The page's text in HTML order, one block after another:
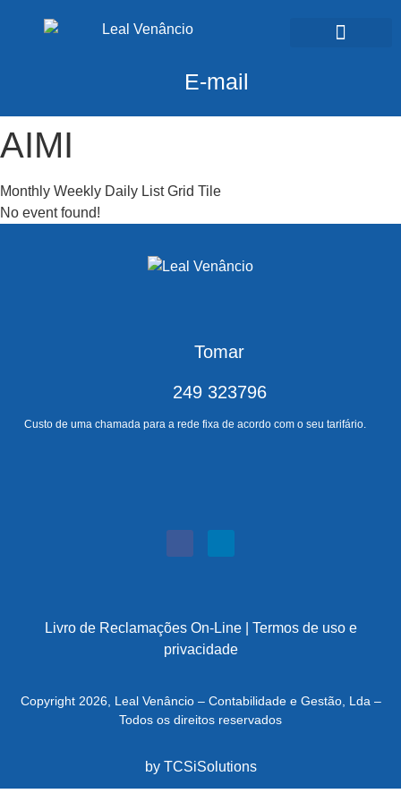
E-mail
AIMI
Monthly Weekly Daily List Grid Tile
No event found!
Tomar
249 323796
Custo de uma chamada para a rede fixa de acordo com o seu tarifário.
Livro de Reclamações On-Line| Termos de uso e
privacidade
Copyright 2026, Leal Venâncio – Contabilidade e Gestão, Lda –
Todos os direitos reservados
by TCSiSolutions